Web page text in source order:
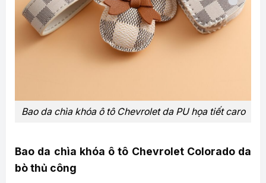
Bao da chìa khóa ô tô Chevrolet da PU họa tiết caro
Bao da chìa khóa ô tô Chevrolet Colorado da
bò thủ công